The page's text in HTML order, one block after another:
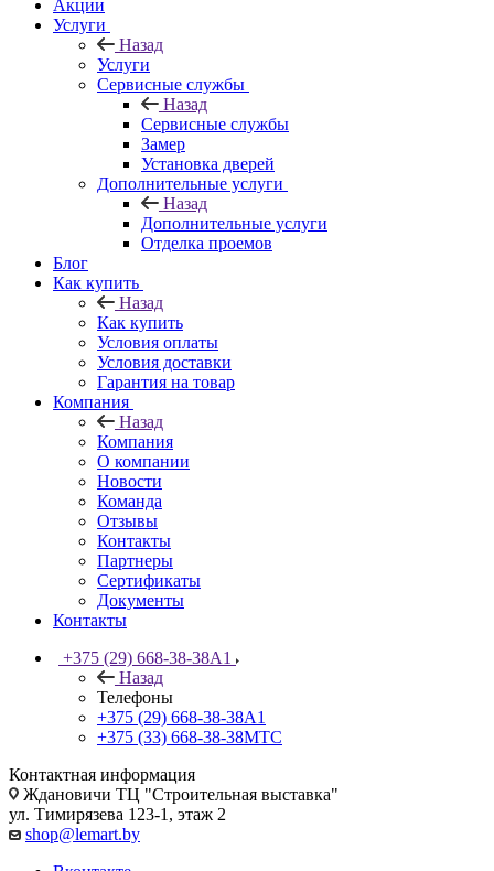
Акции
Услуги
Назад
Услуги
Сервисные службы
Назад
Сервисные службы
Замер
Установка дверей
Дополнительные услуги
Назад
Дополнительные услуги
Отделка проемов
Блог
Как купить
Назад
Как купить
Условия оплаты
Условия доставки
Гарантия на товар
Компания
Назад
Компания
О компании
Новости
Команда
Отзывы
Контакты
Партнеры
Сертификаты
Документы
Контакты
+375 (29) 668-38-38A1
Назад
Телефоны
+375 (29) 668-38-38A1
+375 (33) 668-38-38МТС
Контактная информация
Ждановичи ТЦ "Строительная выставка"
ул. Тимирязева 123-1, этаж 2
shop@lemart.by